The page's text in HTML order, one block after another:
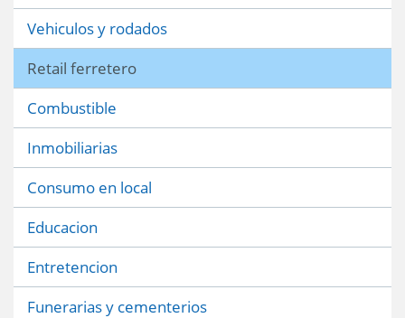
Vehiculos y rodados
Retail ferretero
Combustible
Inmobiliarias
Consumo en local
Educacion
Entretencion
Funerarias y cementerios